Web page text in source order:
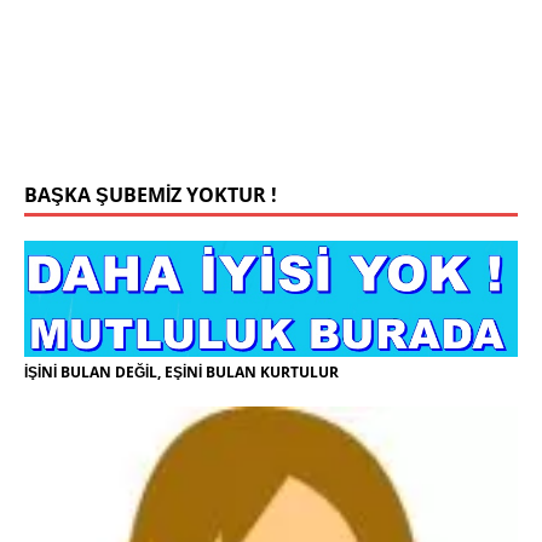
BAŞKA ŞUBEMİZ YOKTUR !
İŞİNİ BULAN DEĞİL, EŞİNİ BULAN KURTULUR